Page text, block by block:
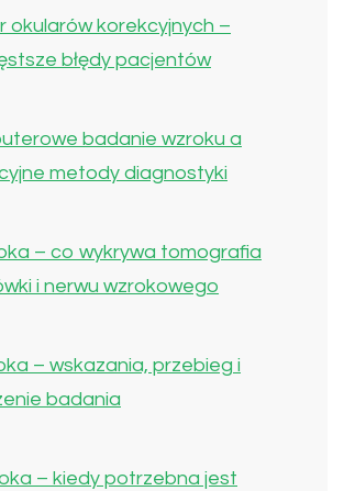
okularów korekcyjnych –
błędy pacjentów
badanie wzroku a
metody diagnostyki
– co wykrywa tomografia
i nerwu wzrokowego
– wskazania, przebieg i
badania
– kiedy potrzebna jest